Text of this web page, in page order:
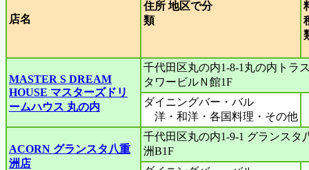
店名
住所 地区で分
類
MASTER S DREAM
HOUSE マスターズドリ
ームハウス 丸の内
千代田区丸の内1-8-1丸の内トラ
タワービルＮ館1F
ダイニングバー・バル
洋・和洋・各国料理・その他
ACORN グランスタ八重
洲店
千代田区丸の内1-9-1 グランスタ
洲B1F